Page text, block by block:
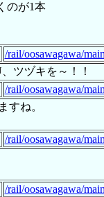
のが1本
/rail/oosawagawa/
ツヅキを～！！
/rail/oosawagawa/
すね。
/rail/oosawagawa/
/rail/oosawagawa/